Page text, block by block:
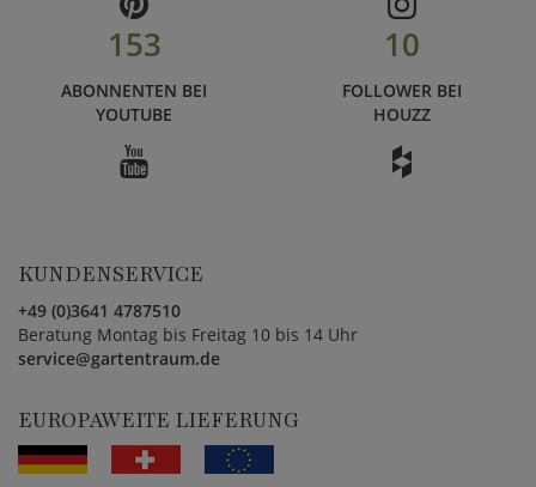
153
ABONNENTEN BEI
YOUTUBE
10
FOLLOWER BEI
HOUZZ
KUNDENSERVICE
+49 (0)3641 4787510
Beratung Montag bis Freitag 10 bis 14 Uhr
service@gartentraum.de
EUROPAWEITE LIEFERUNG